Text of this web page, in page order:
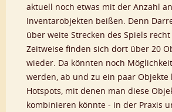
aktuell noch etwas mit der Anzahl an
Inventarobjekten beißen. Denn
über weite Strecken des Spiels
Zeitweise finden sich dort über 20
wieder. Da könnten noch
werden, ab und zu ein paar Objekte
Hotspots, mit denen man diese
kombinieren könnte - in der Praxis